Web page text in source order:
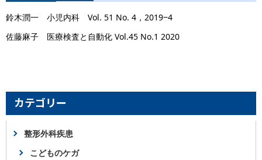
鈴木潤一 小児内科 Vol. 51 No. 4，2019‒4
佐藤麻子 医療検査と自動化 Vol.45 No.1 2020
カテゴリー
整形外科疾患
こどものケガ